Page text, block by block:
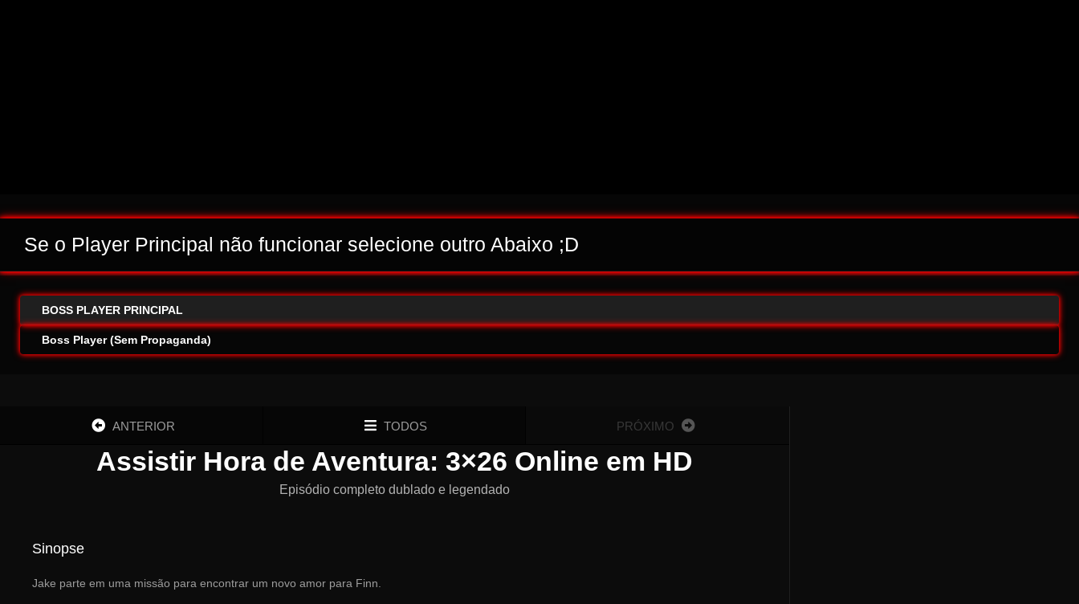
Se o Player Principal não funcionar selecione outro Abaixo ;D
BOSS PLAYER PRINCIPAL
Boss Player (Sem Propaganda)
ANTERIOR TODOS PRÓXIMO
Assistir Hora de Aventura: 3×26 Online em HD
Episódio completo dublado e legendado
Sinopse
Jake parte em uma missão para encontrar um novo amor para Finn.